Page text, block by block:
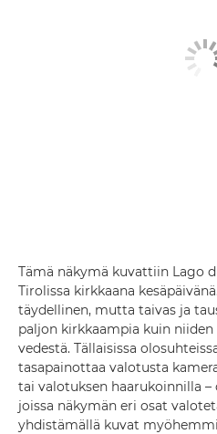
Tämä näkymä kuvattiin Lago
Tirolissa kirkkaana
täydellinen, mutta taivas ja
paljon kirkkaampia kuin
vedestä. Tällaisissa
tasapainottaa valotusta
tai valotuksen haarukoinnilla
joissa näkymän eri osat
yhdistämällä kuvat